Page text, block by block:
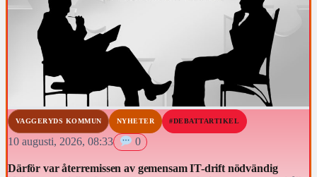
VAGGERYDS KOMMUN NYHETER #DEBATTARTIKEL
10 augusti, 2026, 08:33 0
Därför var återremissen av gemensam IT-drift nödvändig